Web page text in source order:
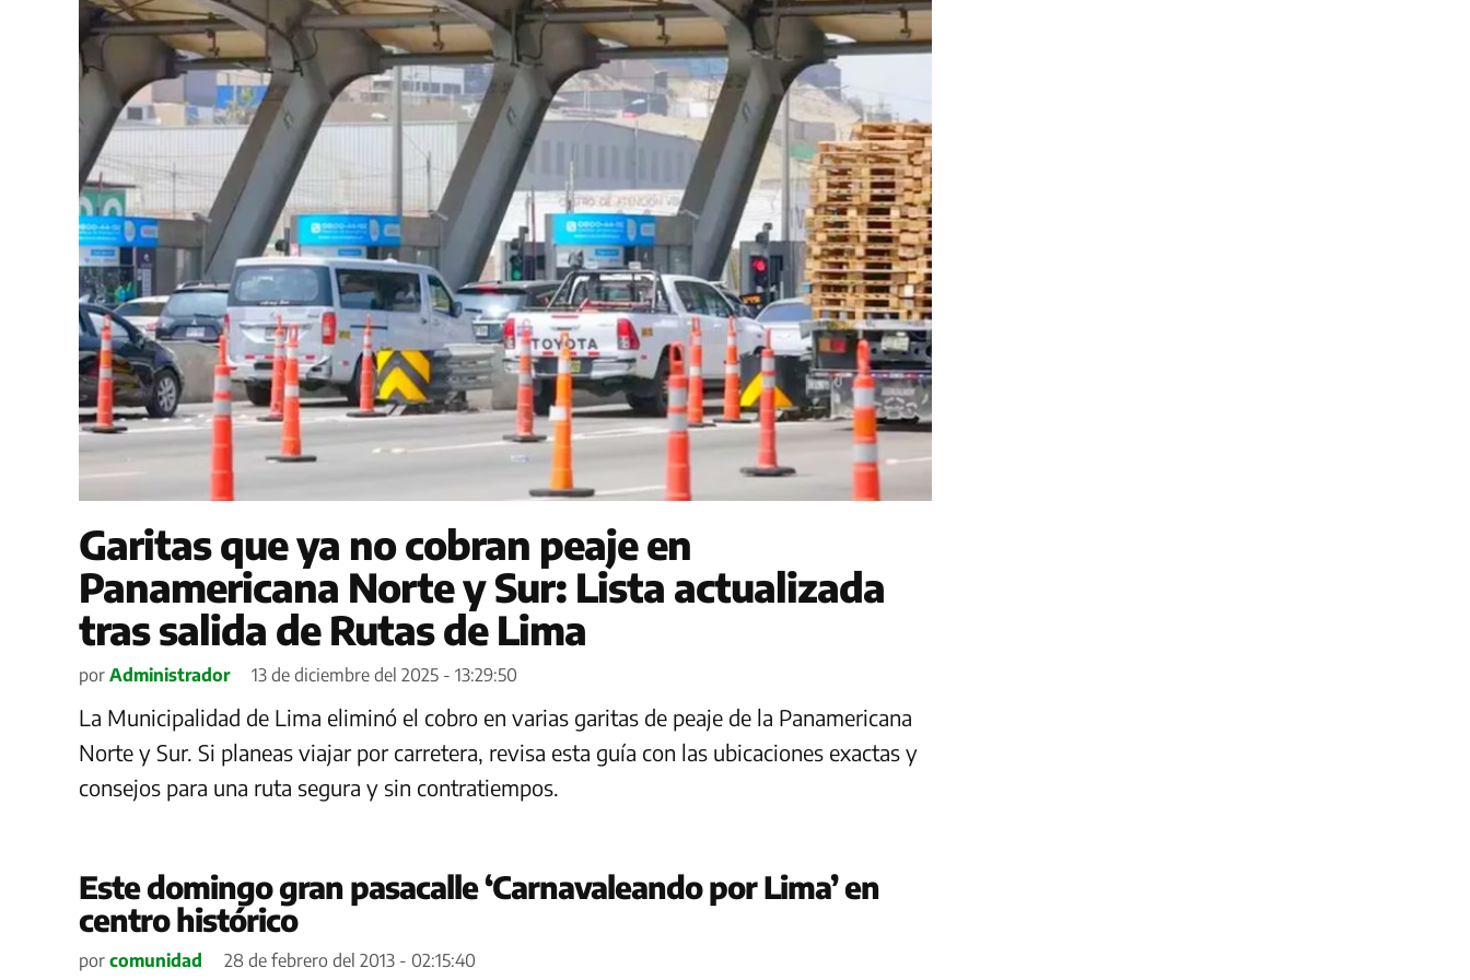
Garitas que ya no cobran peaje en
Panamericana Norte y Sur: Lista actualizada
tras salida de Rutas de Lima
por Administrador 13 de diciembre del 2025 - 13:29:50
La Municipalidad de Lima eliminó el cobro en varias garitas de peaje de la Panamericana
Norte y Sur. Si planeas viajar por carretera, revisa esta guía con las ubicaciones exactas y
consejos para una ruta segura y sin contratiempos.
Este domingo gran pasacalle ‘Carnavaleando por Lima’ en
centro histórico
por comunidad 28 de febrero del 2013 - 02:15:40